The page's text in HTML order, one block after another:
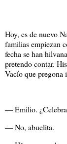
Hoy, es de nuevo
familias empiezan
fecha se han
pretendo contar.
Vacío que
― Emilio.
― No, abuelita.